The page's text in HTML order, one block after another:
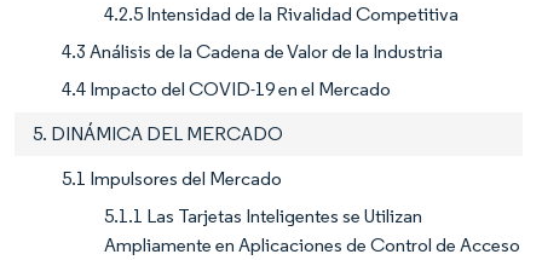
4.2.5 Intensidad de la Rivalidad Competitiva
4.3 Análisis de la Cadena de Valor de la Industria
4.4 Impacto del COVID-19 en el Mercado
5. DINÁMICA DEL MERCADO
5.1 Impulsores del Mercado
5.1.1 Las Tarjetas Inteligentes se Utilizan
Ampliamente en Aplicaciones de Control de Acceso